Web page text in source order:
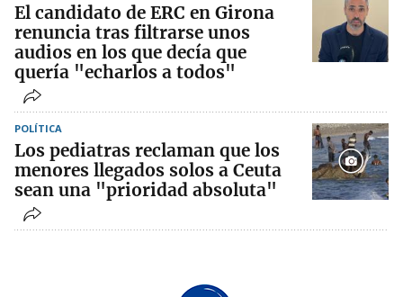
El candidato de ERC en Girona
renuncia tras filtrarse unos
audios en los que decía que
quería "echarlos a todos"
POLÍTICA
Los pediatras reclaman que los
menores llegados solos a Ceuta
sean una "prioridad absoluta"